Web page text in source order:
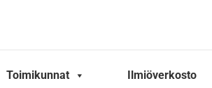
Toimikunnat Ilmiöverkosto